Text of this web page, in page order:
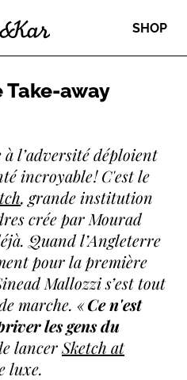
SHOP
Take-away
à l’adversité déploient
incroyable ! C'est le
, grande institution
crée par Mourad
Quand l’Angleterre
pour la première
Mallozzi s’est tout
marche. «Ce n'est
les gens du
lancerSketch at
luxe.